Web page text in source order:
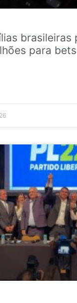
brasileiras
para